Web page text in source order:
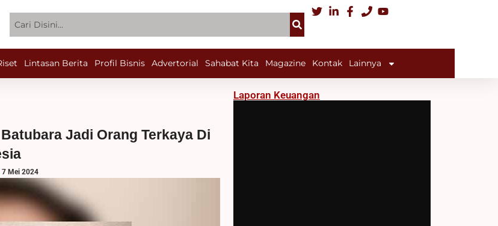
Lintasan Berita Profil Bisnis Advertorial Sahabat Kita Magazine Kontak Lainnya
Jadi Orang Terkaya Di
7 Mei 2024
Laporan Keuangan